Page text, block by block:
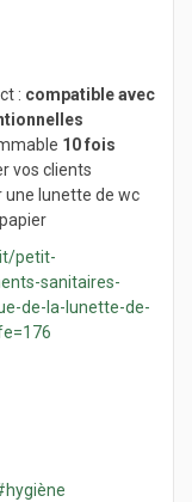
: compatible avec
10 fois
vos clients
une lunette de wc
petit-
sanitaires-
de-la-lunette-de-
hygiène